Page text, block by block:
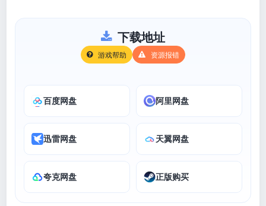
下载地址
游戏帮助 资源报错
百度网盘 阿里网盘
迅雷网盘 天翼网盘
夸克网盘 正版购买